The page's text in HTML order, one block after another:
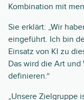
Kombination mit
Sie erklärt: „Wir
eingeführt. Ich bin
Einsatz von KI zu
Das wird die Art
definieren.“
„Unsere Zielgruppe